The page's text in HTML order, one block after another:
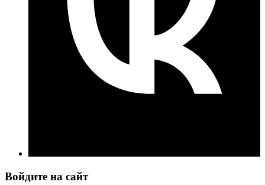
Войдите на сайт